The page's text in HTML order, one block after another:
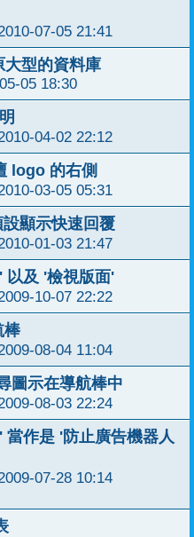
07-05 21:41
型的資料庫
05 18:30
04-02 22:12
logo 的右側
03-05 05:31
顯示快速回覆
01-03 21:47
以及 '檢視版面'
10-07 22:22
棒
08-04 11:04
圖示在導航棒中
08-03 22:24
作是 '防止廣告機器人
07-28 10:14